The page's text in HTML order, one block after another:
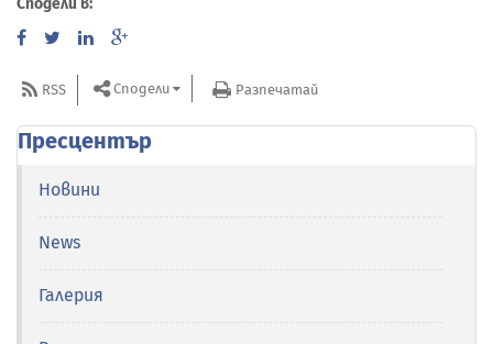
Сподели в:
RSS Сподели Разпечатай
Пресцентър
Новини
News
Галерия